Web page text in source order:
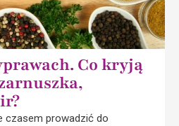
Co kryją
czasem prowadzić do